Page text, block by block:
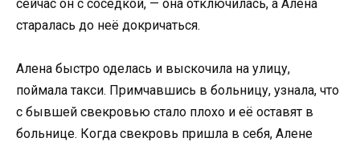
сейчас он с соседкой, — она отключилась, а Алена
старалась до неё докричаться.
Алена быстро оделась и выскочила на улицу,
поймала такси. Примчавшись в больницу, узнала, что
с бывшей свекровью стало плохо и её оставят в
больнице. Когда свекровь пришла в себя, Алене